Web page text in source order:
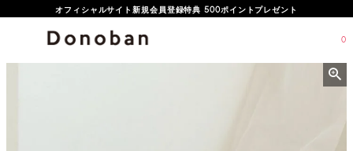
オフィシャルサイト新規会員登録特典 500ポイントプレゼント
0